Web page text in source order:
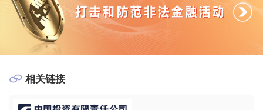
相关链接